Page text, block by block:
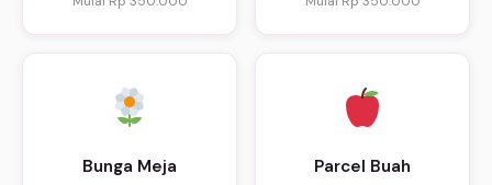
Bunga Meja Parcel Buah